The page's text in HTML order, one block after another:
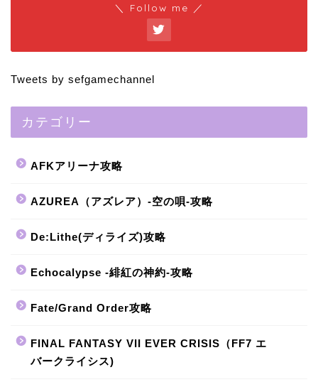
＼ Follow me ／
Tweets by sefgamechannel
カテゴリー
AFKアリーナ攻略
AZUREA（アズレア）-空の唄-攻略
De:Lithe(ディライズ)攻略
Echocalypse -緋紅の神約-攻略
Fate/Grand Order攻略
FINAL FANTASY VII EVER CRISIS（FF7 エ
バークライシス)